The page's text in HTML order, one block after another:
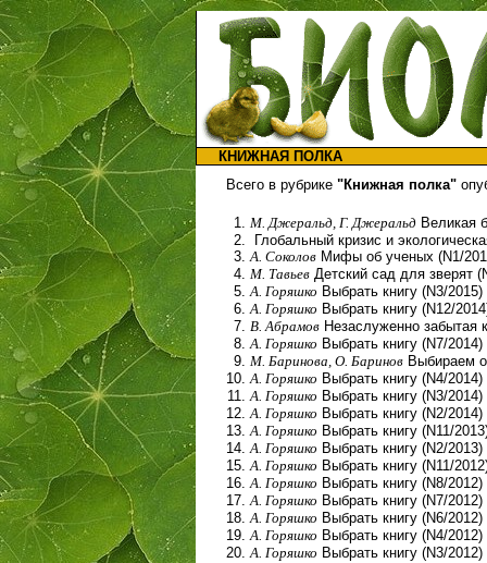
КНИЖНАЯ ПОЛКА
Всего в рубрике "Книжная полка"
М. Джеральд, Г. Джеральд Великая
Глобальный кризис и
А. Соколов Мифы об ученых (N1/
М. Тавьев Детский сад для зверят
А. Горяшко Выбрать книгу (N3/2015)
А. Горяшко Выбрать книгу (N12/
В. Абрамов Незаслуженно забытая
А. Горяшко Выбрать книгу (N7/2014)
М. Баринова, О. Баринов Выбираем
А. Горяшко Выбрать книгу (N4/2014)
А. Горяшко Выбрать книгу (N3/2014)
А. Горяшко Выбрать книгу (N2/2014)
А. Горяшко Выбрать книгу (N11/
А. Горяшко Выбрать книгу (N2/2013)
А. Горяшко Выбрать книгу (N11/
А. Горяшко Выбрать книгу (N8/2012)
А. Горяшко Выбрать книгу (N7/2012)
А. Горяшко Выбрать книгу (N6/2012)
А. Горяшко Выбрать книгу (N4/2012)
А. Горяшко Выбрать книгу (N3/2012)